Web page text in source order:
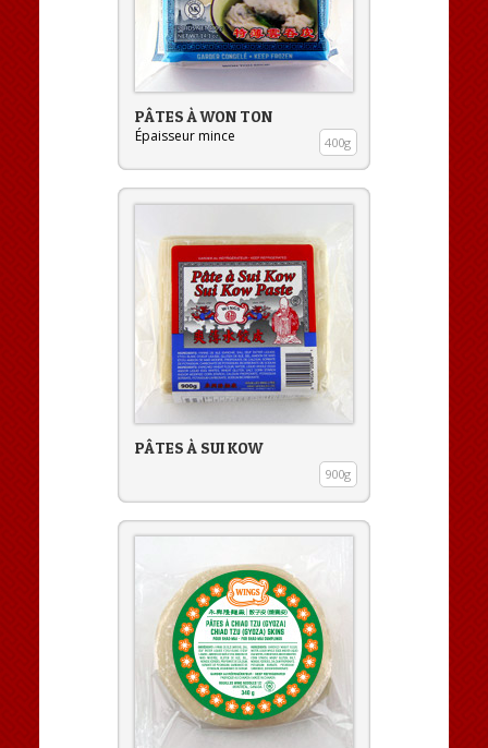
PÂTES À WON TON
Épaisseur mince 400g
PÂTES À SUI KOW
900g